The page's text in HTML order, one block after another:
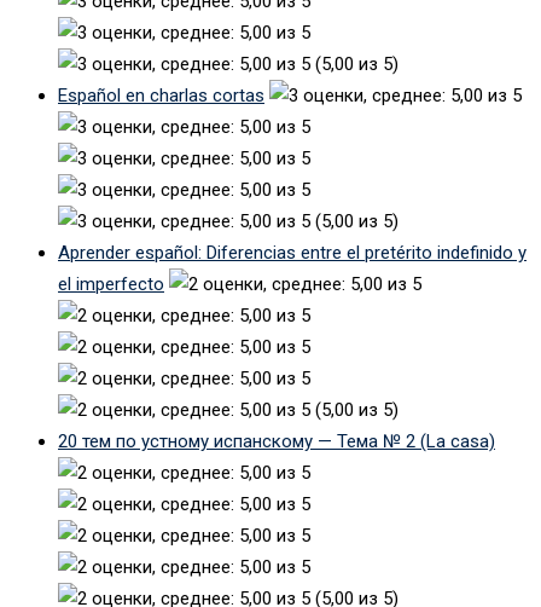
(5,00 из 5)
Español en charlas cortas
(5,00 из 5)
Aprender español: Diferencias entre el pretérito indefinido y
el imperfecto
(5,00 из 5)
20 тем по устному испанскому — Тема № 2 (La casa)
(5,00 из 5)